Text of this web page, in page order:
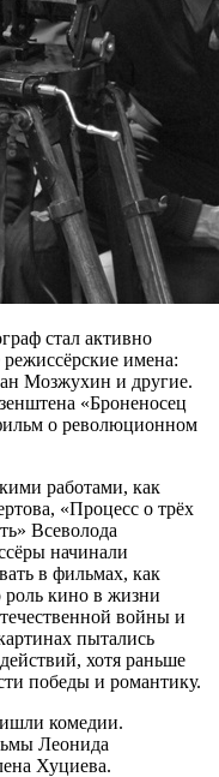
стал активно
режиссёрские имена:
Мозжухин и другие.
«Броненосец
о революционном
работами, как
«Процесс о трёх
Всеволода
начинали
в фильмах, как
роль кино в жизни
войны и
пытались
хотя раньше
победы и романтику.
комедии.
Леонида
Хуциева.